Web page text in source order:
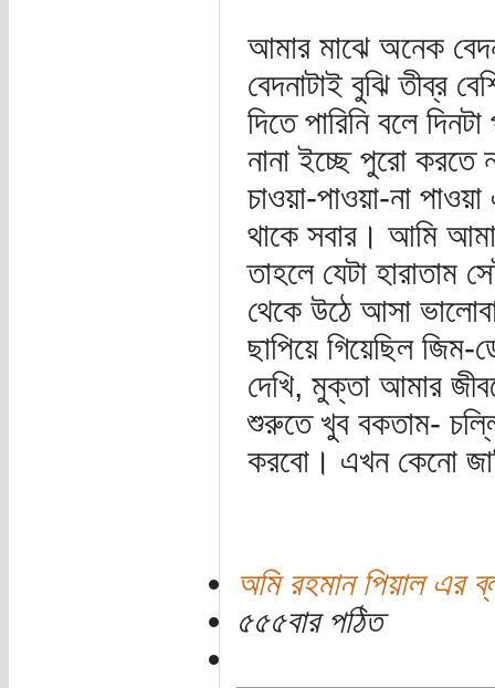
আমার মাঝে অনেক
বেদনাটাই বুঝি তীব্র
দিতে পারিনি বলে
নানা ইচ্ছে পুরো করতে
চাওয়া-পাওয়া-না
থাকে সবার। আমি
তাহলে যেটা হারাতাম
থেকে উঠে আসা
ছাপিয়ে গিয়েছিল
দেখি, মুক্তা আমার
শুরুতে খুব বকতাম-
করবো। এখন কেনো
অমি রহমান পিয়াল এর
৫৫৫বার পঠিত